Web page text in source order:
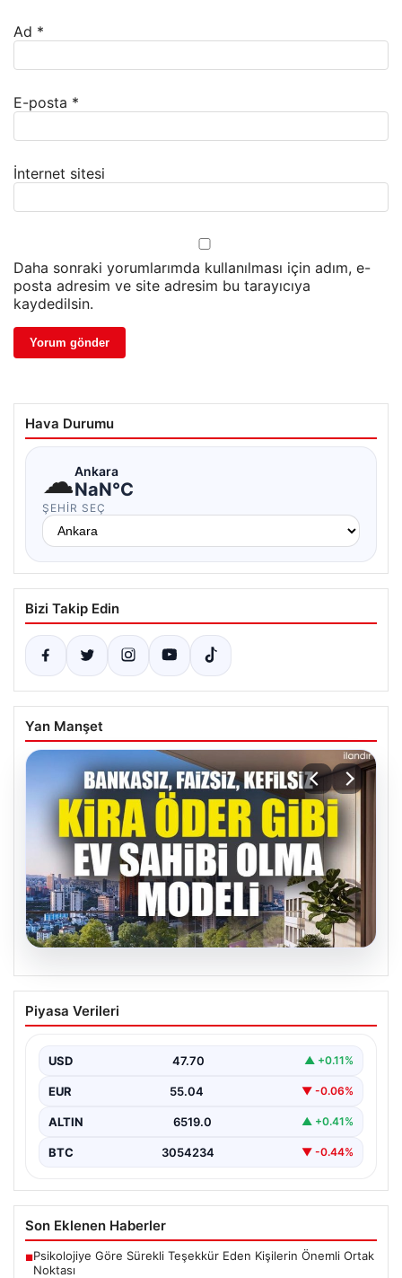
Ad *
E-posta *
İnternet sitesi
Daha sonraki yorumlarımda kullanılması için adım, e-
posta adresim ve site adresim bu tarayıcıya
kaydedilsin.
Hava Durumu
☁Ankara
NaN°C
ŞEHIR SEÇ
Bizi Takip Edin
Yan Manşet
DAP Yapı’dan bir ilk! Emlak Konut
güvencesi Dap vizyonuyla kendi
Piyasa Verileri
USD 47.70 ▲ +0.11%
EUR 55.04 ▼ -0.06%
ALTIN 6519.0 ▲ +0.41%
BTC 3054234 ▼ -0.44%
Son Eklenen Haberler
■Psikolojiye Göre Sürekli Teşekkür Eden Kişilerin Önemli Ortak
Noktası